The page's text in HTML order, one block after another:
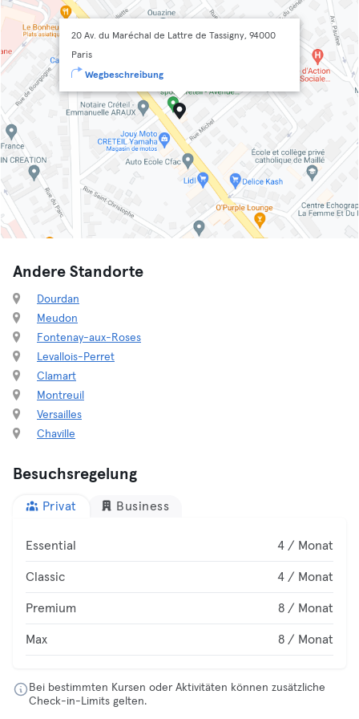
20 Av. du Maréchal de Lattre de Tassigny, 94000
Paris
Wegbeschreibung
Andere Standorte
Dourdan
Meudon
Fontenay-aux-Roses
Levallois-Perret
Clamart
Montreuil
Versailles
Chaville
Besuchsregelung
Privat Business
Essential 4 / Monat
Classic 4 / Monat
Premium 8 / Monat
Max 8 / Monat
Bei bestimmten Kursen oder Aktivitäten können zusätzliche
Check-in-Limits gelten.